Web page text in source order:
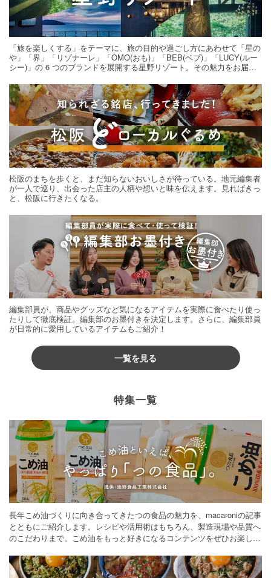
「旅を楽しくする」をテーマに、旅の目的や過ごし方にあわせて「星の
や」「界」「リゾナーレ」「OMO(おも)」「BEB(ベブ)」「LUCY(ルー
シー)」の 6 つのブランドを展開する星野リゾート。その魅力をお届け
松阪のまちを歩くと、まだ知らないおいしさが待っている。地元編集者
が一人で巡り、出会った店主の人柄や想いと味を伝えます。見ればきっ
と、松阪に行きたくなる。
編集部員が、商品やグッズなど気になるアイテムを実際に食べたり使っ
たりして徹底検証。編集部のお墨付きを決定します。さらに、編集部員
が日常的に愛用しているアイテムもご紹介！
一覧を見る
特集一覧
長年こめ油づくりに向き合ってきたつの食品の魅力を、macaroniの記事
とともにご紹介します。レシピや活用術はもちろん、製造現場や品質へ
のこだわりまで。こめ油をもっと好きになるコンテンツをぜひお楽しみ